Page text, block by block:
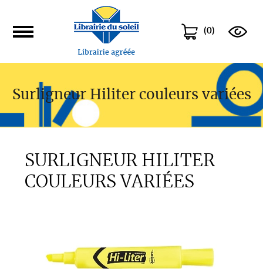
(0)
Surligneur Hiliter couleurs variées
SURLIGNEUR HILITER
COULEURS VARIÉES